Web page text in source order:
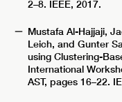
2–8. IEEE, 2017.
Mustafa Al-Hajjaji,
Leich, and Gunter
using Clustering-
International
AST, pages 16–22.